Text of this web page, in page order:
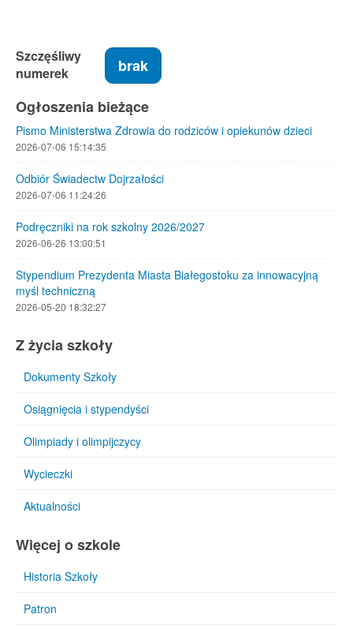
Szczęśliwy
numerek
brak
Ogłoszenia bieżące
Pismo Ministerstwa Zdrowia do rodziców i opiekunów dzieci
2026-07-06 15:14:35
Odbiór Świadectw Dojrzałości
2026-07-06 11:24:26
Podręczniki na rok szkolny 2026/2027
2026-06-26 13:00:51
Stypendium Prezydenta Miasta Białegostoku za innowacyjną
myśl techniczną
2026-05-20 18:32:27
Z życia szkoły
Dokumenty Szkoły
Osiągnięcia i stypendyści
Olimpiady i olimpijczycy
Wycieczki
Aktualności
Więcej o szkole
Historia Szkoły
Patron